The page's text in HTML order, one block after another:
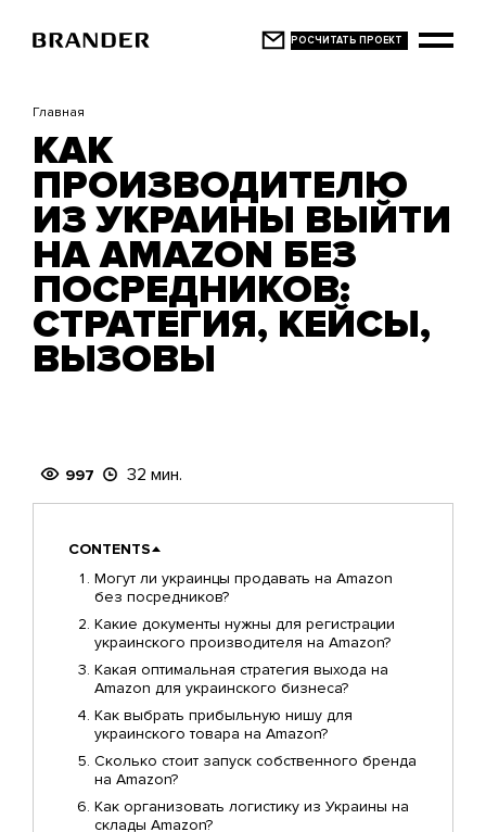
основному
Главная
КАК
ПРОИЗВОДИТЕЛЮ
ИЗ УКРАИНЫ ВЫЙТИ
НА AMAZON БЕЗ
ПОСРЕДНИКОВ:
СТРАТЕГИЯ, КЕЙСЫ,
ВЫЗОВЫ
997 32 мин.
CONTENTS
Могут ли украинцы продавать на Amazon
без посредников?
Какие документы нужны для регистрации
украинского производителя на Amazon?
Какая оптимальная стратегия выхода на
Amazon для украинского бизнеса?
Как выбрать прибыльную нишу для
украинского товара на Amazon?
Сколько стоит запуск собственного бренда
на Amazon?
Как организовать логистику из Украины на
склады Amazon?